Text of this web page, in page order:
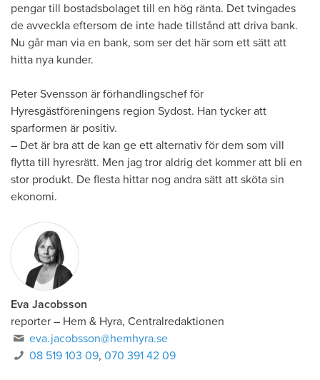
pengar till bostadsbolaget till en hög ränta. Det tvingades
de avveckla eftersom de inte hade tillstånd att driva bank.
Nu går man via en bank, som ser det här som ett sätt att
hitta nya kunder.
Peter Svensson är förhandlingschef för
Hyresgästföreningens region Sydost. Han tycker att
sparformen är positiv.
– Det är bra att de kan ge ett alternativ för dem som vill
flytta till hyresrätt. Men jag tror aldrig det kommer att bli en
stor produkt. De flesta hittar nog andra sätt att sköta sin
ekonomi.
Eva Jacobsson
reporter – Hem & Hyra, Centralredaktionen
eva.jacobsson@hemhyra.se
08 519 103 09,070 391 42 09